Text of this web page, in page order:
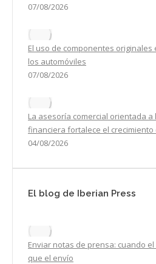
07/08/2026
El uso de componentes
los automóviles
07/08/2026
La asesoría comercial orientada a
financiera fortalece el
04/08/2026
El blog de Iberian Press
Enviar notas de prensa: cuando
que el envío